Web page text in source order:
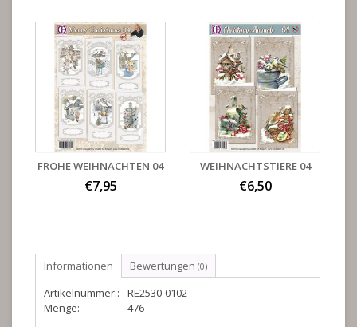
FROHE WEIHNACHTEN 04
€7,95
WEIHNACHTSTIERE 04
€6,50
Informationen Bewertungen (0)
Artikelnummer::
RE2530-0102
Menge:
476